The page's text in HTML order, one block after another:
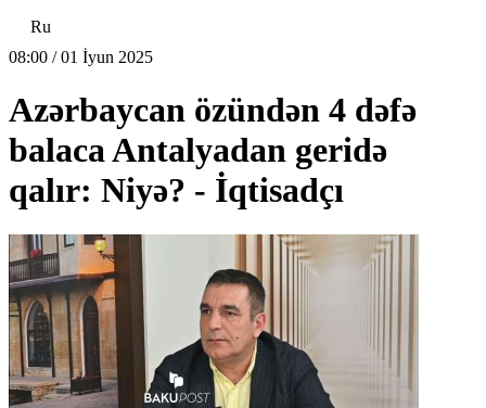
Ru
08:00 / 01 İyun 2025
Azərbaycan özündən 4 dəfə
balaca Antalyadan geridə
qalır: Niyə? - İqtisadçı